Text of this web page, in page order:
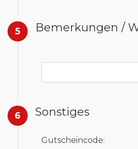
5 Bemerkungen /
6 Sonstiges
Gutscheincode: